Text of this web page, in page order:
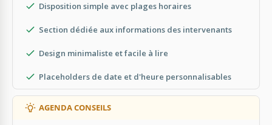
Disposition simple avec plages horaires
Section dédiée aux informations des intervenants
Design minimaliste et facile à lire
Placeholders de date et d'heure personnalisables
AGENDA CONSEILS